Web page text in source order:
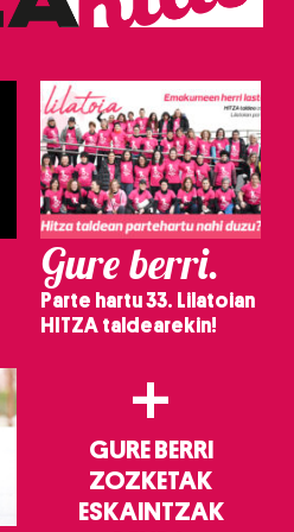
Gure berri.
Parte hartu 33. Lilatoian
HITZA taldearekin!
+
GURE BERRI
ZOZKETAK
ESKAINTZAK